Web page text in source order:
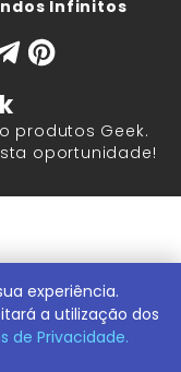
Infinitos
produtos Geek.
oportunidade!
Store |ContentStuff
0001-60.
Bitencourt, 291 -
experiência.
a utilização dos
de Privacidade.